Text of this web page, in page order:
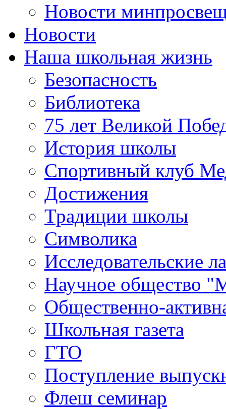
Новости
Новости
Наша школьная жизнь
Безопасность
Библиотека
75 лет Великой
История школы
Спортивный клуб
Достижения
Традиции школы
Символика
Исследовательские
Научное общество
Общественно-
Школьная газета
ГТО
Поступление
Флеш семинар